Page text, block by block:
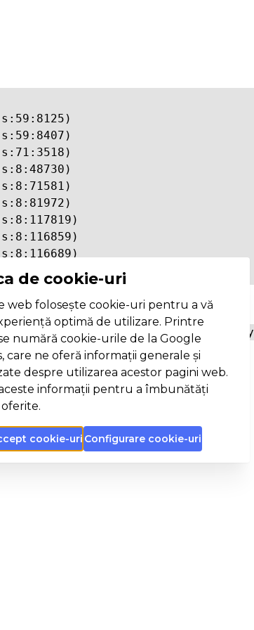
by providing your own ErrorBoundary
de cookie-uri
web folosește cookie-uri pentru a vă
optimă de utilizare. Printre
numără cookie-urile de la Google
care ne oferă informații generale și
despre utilizarea acestor pagini web.
informații pentru a îmbunătăți
cookie-uri Configurare cookie-uri